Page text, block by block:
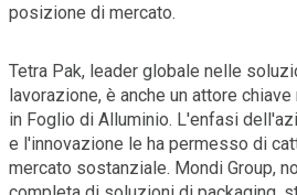
posizione di mercato.
Tetra Pak, leader globale nelle
lavorazione, è anche un attore
in Foglio di Alluminio. L'enfasi
e l'innovazione le ha permesso di
mercato sostanziale. Mondi Group,